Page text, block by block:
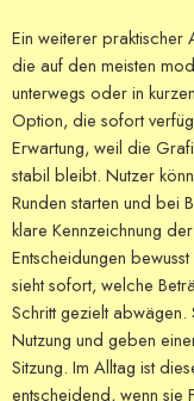
Ein weiterer praktischer
die auf den meisten
unterwegs oder in
Option, die sofort
Erwartung, weil die
stabil bleibt. Nutzer
Runden starten und bei
klare Kennzeichnung
Entscheidungen
sieht sofort, welche
Schritt gezielt abwägen.
Nutzung und geben
Sitzung. Im Alltag ist
entscheidend, wenn sie